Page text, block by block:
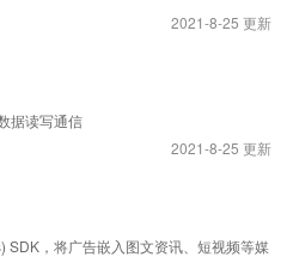
2021-8-25 更新
据读写通信
2021-8-25 更新
SDK，将广告嵌入图文资讯、短视频等媒